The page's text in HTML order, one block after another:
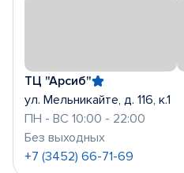
ТЦ "Арсиб"
ул. Мельникайте, д. 116, к.1
ПН - ВС 10:00 - 22:00
Без выходных
+7 (3452) 66-71-69